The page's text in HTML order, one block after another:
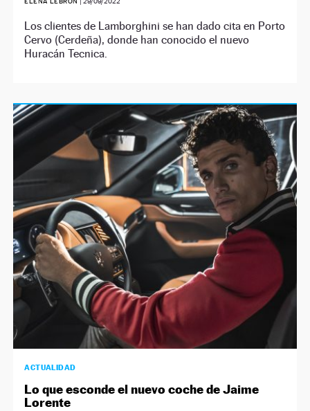
Los clientes de Lamborghini se han dado cita en Porto
Cervo (Cerdeña), donde han conocido el nuevo
Huracán Tecnica.
ACTUALIDAD
Lo que esconde el nuevo coche de Jaime
Lorente